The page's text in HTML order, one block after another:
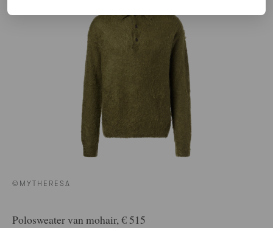
©MYTHERESA
Polosweater van mohair, € 515